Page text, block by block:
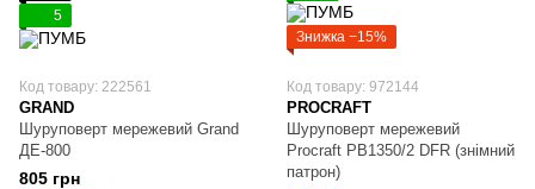
5
Код товару: 222561
GRAND
Шуруповерт мережевий Grand
ДЕ-800
805 грн
Знижка −15%
Код товару: 972144
PROCRAFT
Шуруповерт мережевий
Procraft PB1350/2 DFR (знімний
патрон)